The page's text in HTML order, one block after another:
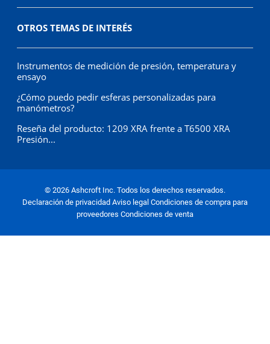
OTROS TEMAS DE INTERÉS
Instrumentos de medición de presión, temperatura y
ensayo
¿Cómo puedo pedir esferas personalizadas para
manómetros?
Reseña del producto: 1209 XRA frente a T6500 XRA
Presión...
© 2026 Ashcroft Inc. Todos los derechos reservados.
Declaración de privacidad Aviso legal Condiciones de compra para
proveedores Condiciones de venta